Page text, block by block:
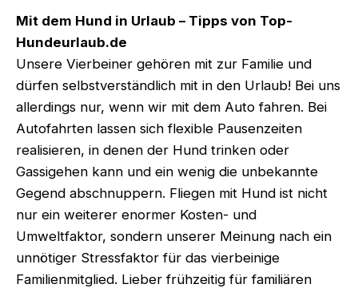
Mit dem Hund in Urlaub – Tipps von Top-
Hundeurlaub.de
Unsere Vierbeiner gehören mit zur Familie und
dürfen selbstverständlich mit in den Urlaub! Bei uns
allerdings nur, wenn wir mit dem Auto fahren. Bei
Autofahrten lassen sich flexible Pausenzeiten
realisieren, in denen der Hund trinken oder
Gassigehen kann und ein wenig die unbekannte
Gegend abschnuppern. Fliegen mit Hund ist nicht
nur ein weiterer enormer Kosten- und
Umweltfaktor, sondern unserer Meinung nach ein
unnötiger Stressfaktor für das vierbeinige
Familienmitglied. Lieber frühzeitig für familiären